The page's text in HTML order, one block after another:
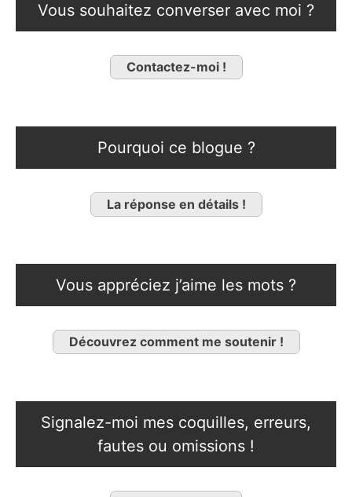
Vous souhaitez converser avec moi ?
Contactez-moi !
Pourquoi ce blogue ?
La réponse en détails !
Vous appréciez j’aime les mots ?
Découvrez comment me soutenir !
Signalez-moi mes coquilles, erreurs,
fautes ou omissions !